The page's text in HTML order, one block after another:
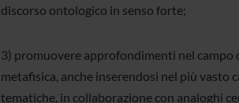
discorso ontologico in senso forte;
3) promuovere approfondimenti nel campo
metafisica, anche inserendosi nel più
tematiche, in collaborazione con analoghi